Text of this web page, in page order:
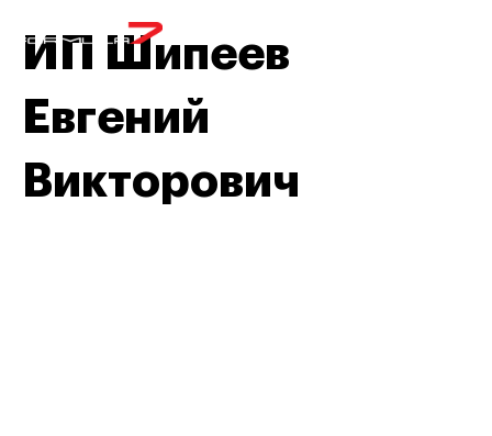
ИП Шипеев
Евгений
Викторович